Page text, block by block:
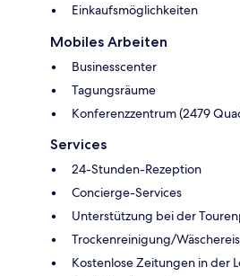
Einkaufsmöglichkeiten
Mobiles Arbeiten
Businesscenter
Tagungsräume
Konferenzzentrum (2479
Services
24-Stunden-Rezeption
Concierge-Services
Unterstützung bei der
Trockenreinigung/
Kostenlose Zeitungen in der